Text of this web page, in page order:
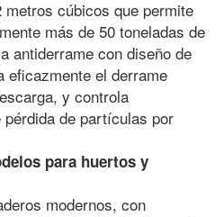
cúbicos que permite
más de 50 toneladas de
antiderrame con diseño de
eficazmente el derrame
y controla
de partículas por
para huertos y
modernos, con